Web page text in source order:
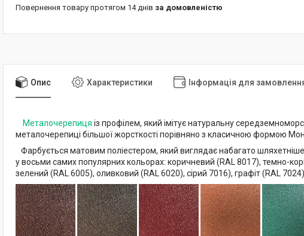
повернення товару протягом 14 днів за домовленістю
Опис Характеристики Інформація для
Металочерепиця із профілем, який імітує натуральну
металочерепиці більшої жорсткості порівняно з класичною формою
Фарбується матовим поліестером, який виглядає набагато
у восьми самих популярних кольорах: коричневий (RAL 8017), темно-
зелений (RAL 6005), оливковий (RAL 6020), сірий 7016), графіт (RAL 7024).